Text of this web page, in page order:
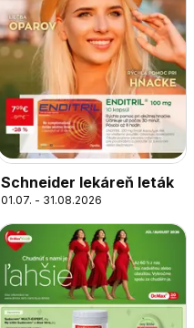
Schneider lekáreň leták
01.07. - 31.08.2026